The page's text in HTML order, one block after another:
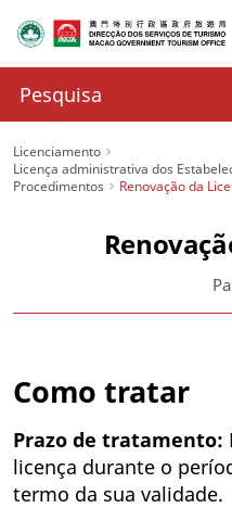
Licenciamento
Licença administrativa dos
Procedimentos
Renovação da
Como tratar
Prazo de tratamento:
licença durante o
termo da sua validade.